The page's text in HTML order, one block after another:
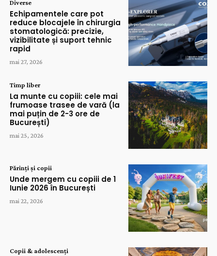
Diverse
Echipamentele care pot
reduce blocajele în chirurgia
stomatologică: precizie,
vizibilitate și suport tehnic
rapid
mai 27, 2026
Timp liber
La munte cu copiii: cele mai
frumoase trasee de vară (la
mai puțin de 2-3 ore de
București)
mai 25, 2026
Părinți și copii
Unde mergem cu copiii de 1
Iunie 2026 în București
mai 22, 2026
Copii & adolescenți